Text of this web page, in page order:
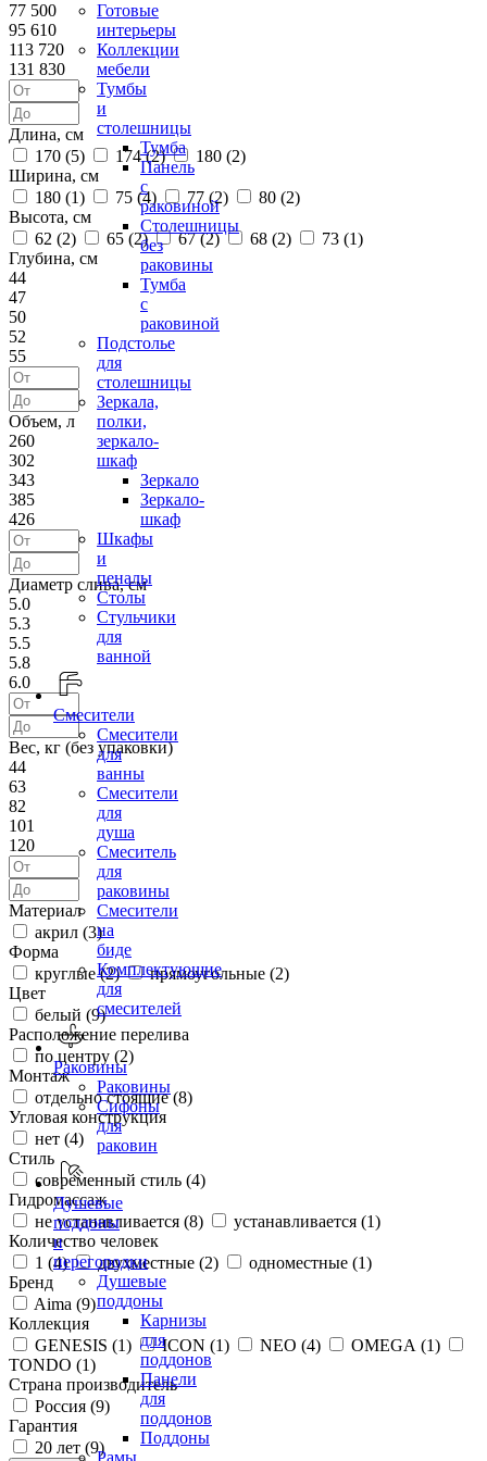
Готовые
интерьеры
Коллекции
мебели
Тумбы
и
столешницы
Тумба
Панель
с
раковиной
Столешницы
без
раковины
Тумба
с
раковиной
Подстолье
для
столешницы
Зеркала,
полки,
зеркало-
шкаф
Зеркало
Зеркало-
шкаф
Шкафы
и
пеналы
Столы
Стульчики
для
ванной
Смесители
Смесители
для
ванны
Смесители
для
душа
Смеситель
для
раковины
Смесители
на
биде
Комплектующие
для
смесителей
Раковины
Раковины
Сифоны
для
раковин
Душевые
поддоны
и
перегородки
Душевые
поддоны
Карнизы
для
поддонов
Панели
для
поддонов
Поддоны
77 500
95 610
113 720
131 830
Длина, см
170 (5) 174 (2) 180 (2)
Ширина, см
180 (1) 75 (4) 77 (2) 80 (2)
Высота, см
62 (2) 65 (2) 67 (2) 68 (2) 73 (1)
Глубина, см
44
47
50
52
55
Объем, л
260
302
343
385
426
Диаметр слива, см
5.0
5.3
5.5
5.8
6.0
Вес, кг (без упаковки)
44
63
82
101
120
Материал
акрил (3)
Форма
круглые (2) прямоугольные (2)
Цвет
белый (9)
Расположение перелива
по центру (2)
Монтаж
отдельно стоящие (8)
Угловая конструкция
нет (4)
Стиль
современный стиль (4)
Гидромассаж
не устанавливается (8) устанавливается (1)
Количество человек
1 (4) двухместные (2) одноместные (1)
Бренд
Aima (9)
Коллекция
GENESIS (1) ICON (1) NEO (4) OMEGA (1)
TONDO (1)
Страна производитель
Россия (9)
Гарантия
20 лет (9)